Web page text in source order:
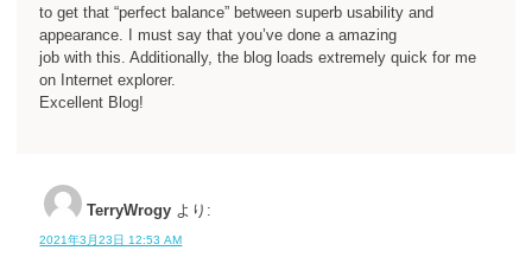
to get that “perfect balance” between superb usability and
appearance. I must say that you’ve done a amazing
job with this. Additionally, the blog loads extremely quick for me
on Internet explorer.
Excellent Blog!
TerryWrogy より:
2021年3月23日 12:53 AM